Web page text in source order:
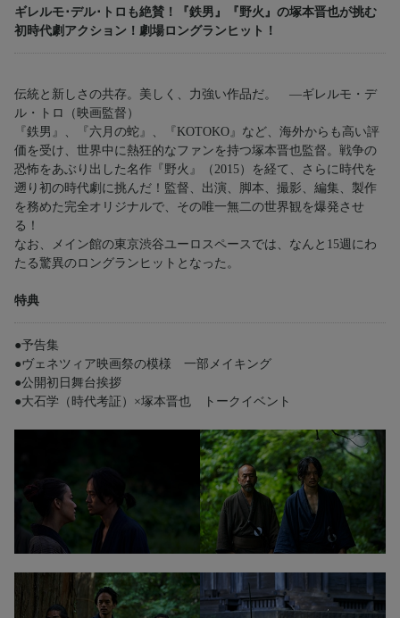
ギレルモ･デル･トロも絶賛！『鉄男』『野火』の塚本晋也が挑む
初時代劇アクション！劇場ロングランヒット！
伝統と新しさの共存。美しく、力強い作品だ。 ―ギレルモ・デ
ル・トロ（映画監督）
『鉄男』、『六月の蛇』、『KOTOKO』など、海外からも高い評
価を受け、世界中に熱狂的なファンを持つ塚本晋也監督。戦争の
恐怖をあぶり出した名作『野火』（2015）を経て、さらに時代を
遡り初の時代劇に挑んだ！監督、出演、脚本、撮影、編集、製作
を務めた完全オリジナルで、その唯一無二の世界観を爆発させ
る！
なお、メイン館の東京渋谷ユーロスペースでは、なんと15週にわ
たる驚異のロングランヒットとなった。
特典
●予告集
●ヴェネツィア映画祭の模様 一部メイキング
●公開初日舞台挨拶
●大石学（時代考証）×塚本晋也 トークイベント